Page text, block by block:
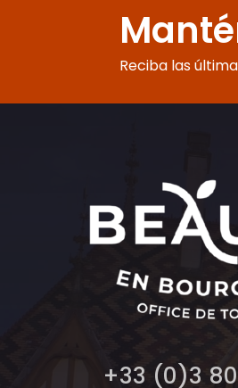
LES ATELIERS COCKTAILS DU
Ateliers dégustation - Cité à
Bourgogne Aventure Beaune
Bike and Wine Tours by Active
Reciba las
+33 (0)3 80